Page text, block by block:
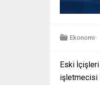
Ekonomi
Eski İçişleri
işletmecisi